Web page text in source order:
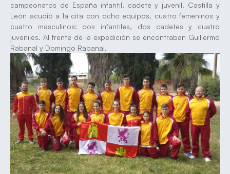
campeonatos de España infantil, cadete y juvenil. Castilla y
León acudió a la cita con ocho equipos, cuatro femeninos y
cuatro masculinos: dos infantiles, dos cadetes y cuatro
juveniles. Al frente de la expedición se encontraban Guillermo
Rabanal y Domingo Rabanal.